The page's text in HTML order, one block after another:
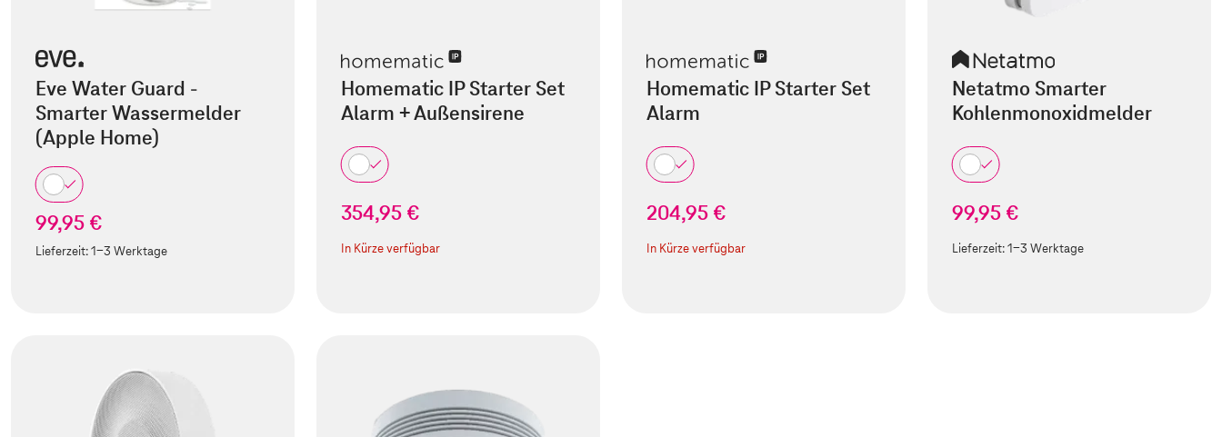
Eve Water Guard -
Smarter Wassermelder
(Apple Home)
99,95 €
Lieferzeit:1-3 Werktage
Homematic IP Starter Set
Alarm + Außensirene
354,95 €
In Kürze verfügbar
Homematic IP Starter Set
Alarm
204,95 €
In Kürze verfügbar
Netatmo Smarter
Kohlenmonoxidmelder
99,95 €
Lieferzeit:1-3 Werktage